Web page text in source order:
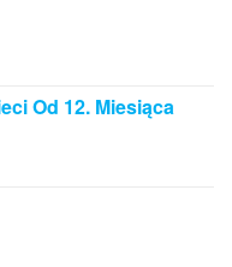
Od 12. Miesiąca